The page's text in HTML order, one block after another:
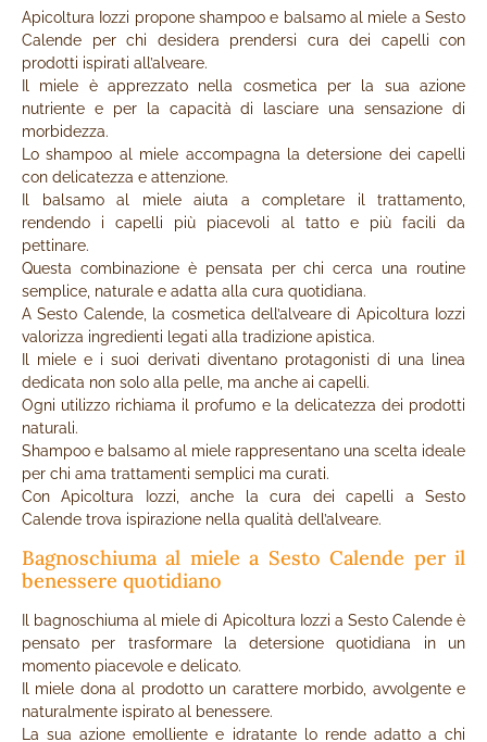
Apicoltura Iozzi propone shampoo e balsamo al miele a Sesto
Calende per chi desidera prendersi cura dei capelli con
prodotti ispirati all’alveare.
Il miele è apprezzato nella cosmetica per la sua azione
nutriente e per la capacità di lasciare una sensazione di
morbidezza.
Lo shampoo al miele accompagna la detersione dei capelli
con delicatezza e attenzione.
Il balsamo al miele aiuta a completare il trattamento,
rendendo i capelli più piacevoli al tatto e più facili da
pettinare.
Questa combinazione è pensata per chi cerca una routine
semplice, naturale e adatta alla cura quotidiana.
A Sesto Calende, la cosmetica dell’alveare di Apicoltura Iozzi
valorizza ingredienti legati alla tradizione apistica.
Il miele e i suoi derivati diventano protagonisti di una linea
dedicata non solo alla pelle, ma anche ai capelli.
Ogni utilizzo richiama il profumo e la delicatezza dei prodotti
naturali.
Shampoo e balsamo al miele rappresentano una scelta ideale
per chi ama trattamenti semplici ma curati.
Con Apicoltura Iozzi, anche la cura dei capelli a Sesto
Calende trova ispirazione nella qualità dell’alveare.
Bagnoschiuma al miele a Sesto Calende per il
benessere quotidiano
Il bagnoschiuma al miele di Apicoltura Iozzi a Sesto Calende è
pensato per trasformare la detersione quotidiana in un
momento piacevole e delicato.
Il miele dona al prodotto un carattere morbido, avvolgente e
naturalmente ispirato al benessere.
La sua azione emolliente e idratante lo rende adatto a chi